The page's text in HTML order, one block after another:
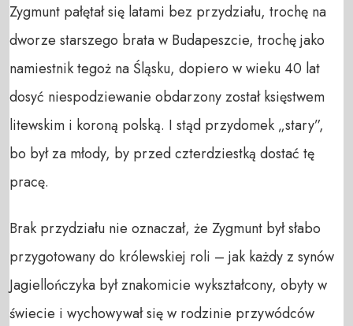
Zygmunt pałętał się latami bez przydziału, trochę na
dworze starszego brata w Budapeszcie, trochę jako
namiestnik tegoż na Śląsku, dopiero w wieku 40 lat
dosyć niespodziewanie obdarzony został księstwem
litewskim i koroną polską. I stąd przydomek „stary”,
bo był za młody, by przed czterdziestką dostać tę
pracę.
Brak przydziału nie oznaczał, że Zygmunt był słabo
przygotowany do królewskiej roli – jak każdy z synów
Jagiellończyka był znakomicie wykształcony, obyty w
świecie i wychowywał się w rodzinie przywódców